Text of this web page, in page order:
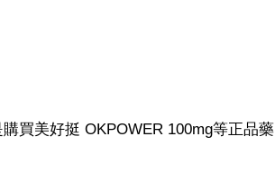
買美好挺 OKPOWER 100mg等正品藥